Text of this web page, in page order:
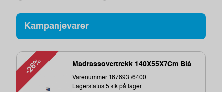
Kampanjevarer
-26% Madrassovertrekk 140X55X7Cm Blå
Varenummer:167893 /6400
Lagerstatus:5 stk på lager.